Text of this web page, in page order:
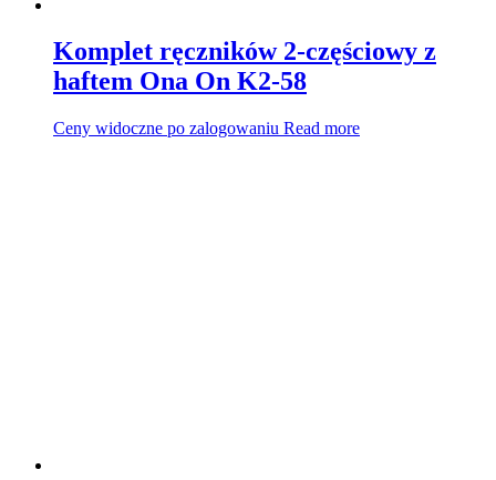
Komplet ręczników 2-częściowy z
haftem Ona On K2-58
Ceny widoczne po zalogowaniu Read more